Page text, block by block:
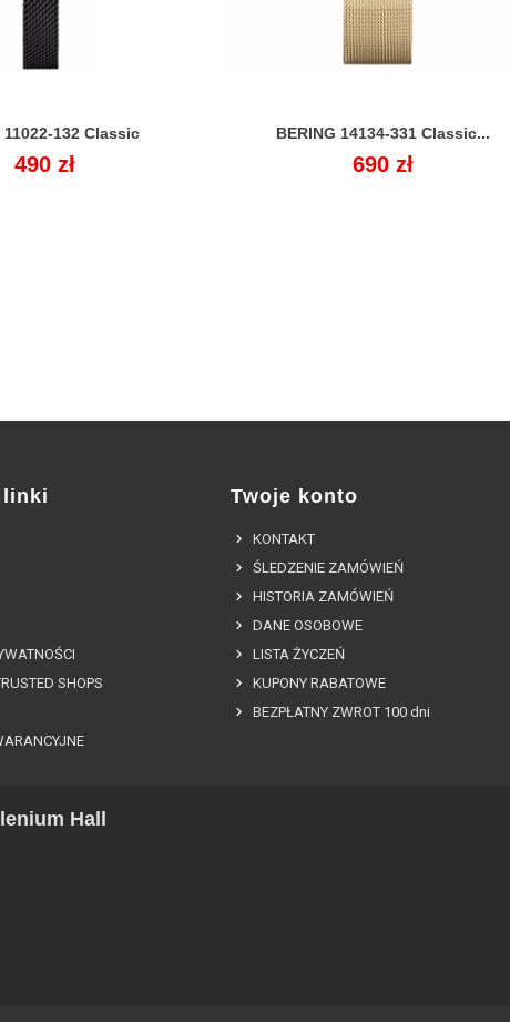
132 Classic
Cena
490 zł
 BERING 14134-331 Classic...
Cena
690 zł

linki
SHOPS
Twoje konto
KONTAKT
ŚLEDZENIE ZAMÓWIEŃ
HISTORIA ZAMÓWIEŃ
DANE OSOBOWE
LISTA ŻYCZEŃ
KUPONY RABATOWE
BEZPŁATNY ZWROT 100 dni
Hall